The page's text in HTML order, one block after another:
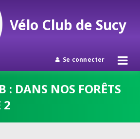
Vélo Club de Sucy
Se connecter
: DANS NOS FORÊTS
2